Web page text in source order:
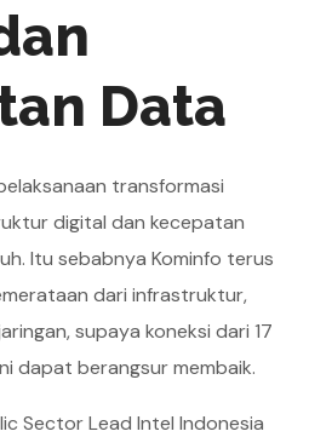
Data
transformasi
digital dan kecepatan
Itu sebabnya Kominfo terus
dari infrastruktur,
supaya koneksi dari 17
dapat berangsur membaik.
Sector Lead Intel Indonesia